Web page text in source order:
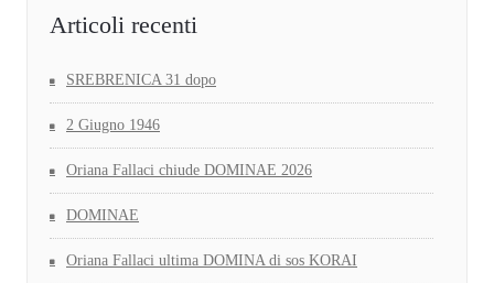
Articoli recenti
SREBRENICA 31 dopo
2 Giugno 1946
Oriana Fallaci chiude DOMINAE 2026
DOMINAE
Oriana Fallaci ultima DOMINA di sos KORAI